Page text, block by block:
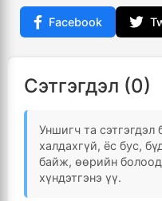
Facebook
Сэтгэгдэл (0)
Уншигч та
халдахгүй, ёс бус,
байж, өөрийн
хүндэтгэнэ үү.